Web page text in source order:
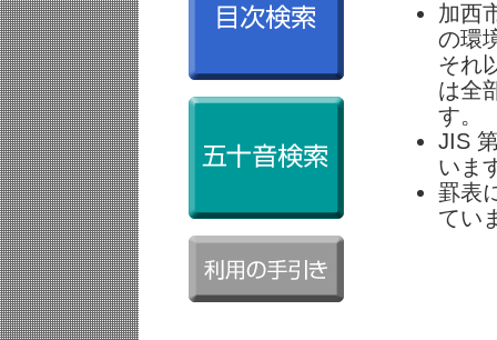
加西
の環
それ
は全
す。
JIS
いま
罫表
てい